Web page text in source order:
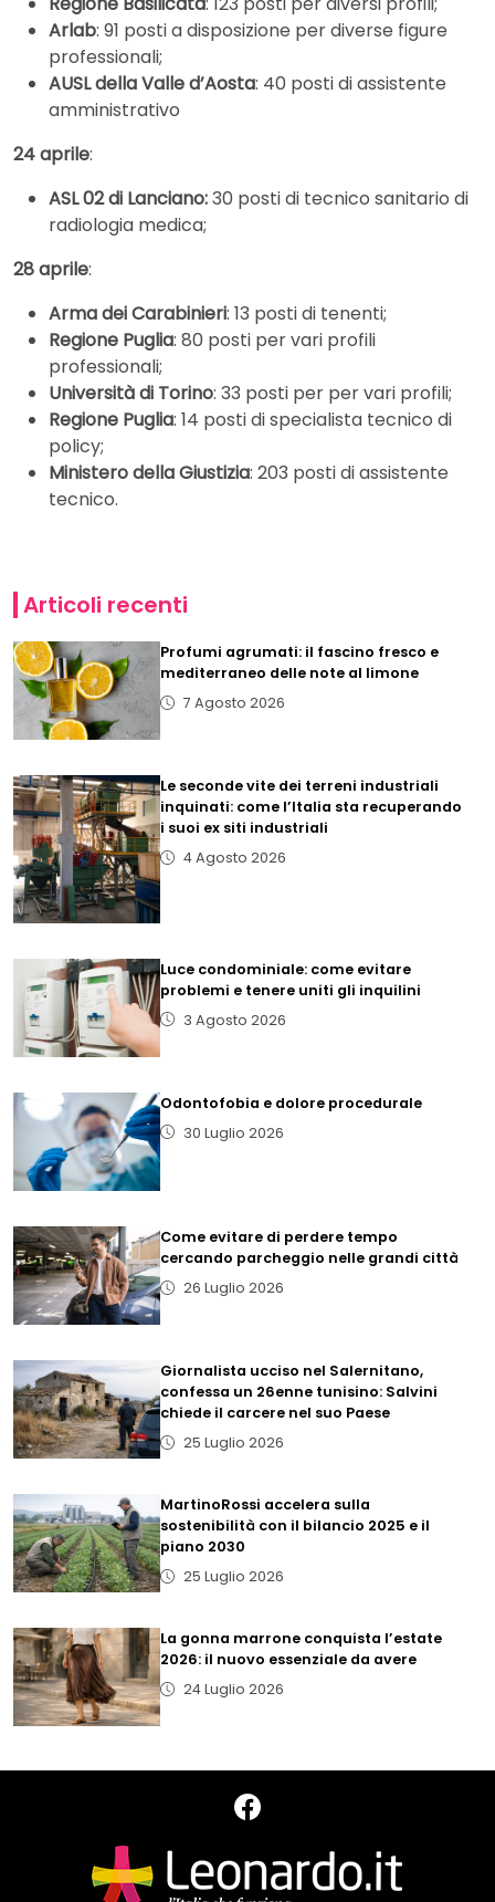
Arlab: 91 posti a disposizione per diverse figure
professionali;
AUSL della Valle d’Aosta: 40 posti di assistente
amministrativo
24 aprile:
ASL 02 di Lanciano:30 posti di tecnico sanitario di
radiologia medica;
28 aprile:
Arma dei Carabinieri: 13 posti di tenenti;
Regione Puglia: 80 posti per vari profili
professionali;
Università di Torino: 33 posti per per vari profili;
Regione Puglia: 14 posti di specialista tecnico di
policy;
Ministero della Giustizia: 203 posti di assistente
tecnico.
Articoli recenti
Profumi agrumati: il fascino fresco e
mediterraneo delle note al limone
7 Agosto 2026
Le seconde vite dei terreni industriali
inquinati: come l’Italia sta recuperando
i suoi ex siti industriali
4 Agosto 2026
Luce condominiale: come evitare
problemi e tenere uniti gli inquilini
3 Agosto 2026
Odontofobia e dolore procedurale
30 Luglio 2026
Come evitare di perdere tempo
cercando parcheggio nelle grandi città
26 Luglio 2026
Giornalista ucciso nel Salernitano,
confessa un 26enne tunisino: Salvini
chiede il carcere nel suo Paese
25 Luglio 2026
MartinoRossi accelera sulla
sostenibilità con il bilancio 2025 e il
piano 2030
25 Luglio 2026
La gonna marrone conquista l’estate
2026: il nuovo essenziale da avere
24 Luglio 2026